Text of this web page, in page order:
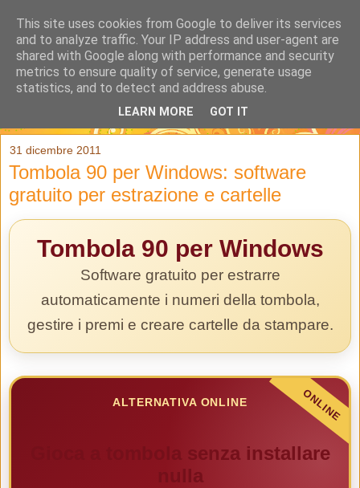
31 dicembre 2011
Tombola 90 per Windows: software
gratuito per estrazione e cartelle
Tombola 90 per Windows
Software gratuito per estrarre
automaticamente i numeri della tombola,
gestire i premi e creare cartelle da stampare.
ALTERNATIVA ONLINE
Gioca a tombola senza installare
nulla
This site uses cookies from Google to deliver its services
and to analyze traffic. Your IP address and user-agent are
shared with Google along with performance and security
metrics to ensure quality of service, generate usage
statistics, and to detect and address abuse.
LEARN MORE GOT IT